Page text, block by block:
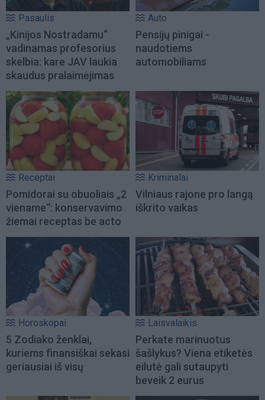
Pasaulis
„Kinijos Nostradamu“
vadinamas profesorius
skelbia: kare JAV laukia
skaudus pralaimėjimas
Auto
Pensijų pinigai -
naudotiems
automobiliams
Receptai
Pomidorai su obuoliais „2
viename“: konservavimo
žiemai receptas be acto
Kriminalai
Vilniaus rajone pro langą
iškrito vaikas
Horoskopai
5 Zodiako ženklai,
kuriems finansiškai sekasi
geriausiai iš visų
Laisvalaikis
Perkate marinuotus
šašlykus? Viena etiketės
eilutė gali sutaupyti
beveik 2 eurus